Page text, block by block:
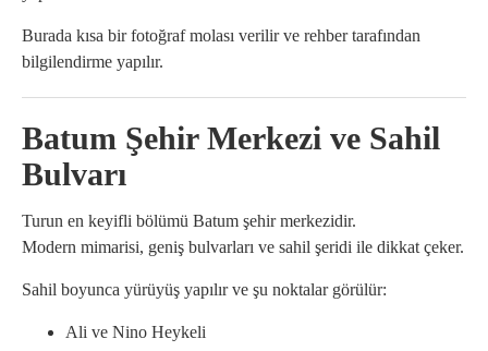
Burada kısa bir fotoğraf molası verilir ve rehber tarafından
bilgilendirme yapılır.
Batum Şehir Merkezi ve Sahil
Bulvarı
Turun en keyifli bölümü Batum şehir merkezidir.
Modern mimarisi, geniş bulvarları ve sahil şeridi ile dikkat çeker.
Sahil boyunca yürüyüş yapılır ve şu noktalar görülür:
Ali ve Nino Heykeli